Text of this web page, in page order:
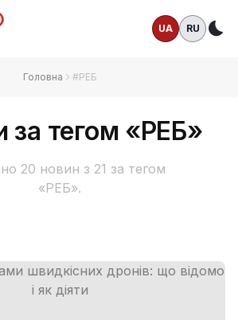
UA RU
Головна #РЕБ
за тегом «РЕБ»
20 новин з 21 за тегом
«РЕБ».